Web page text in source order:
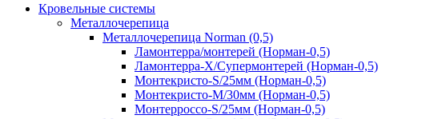
Кровельные системы
Металлочерепица
Металлочерепица Norman (0,5)
Ламонтерра/монтерей (Норман-0,5)
Ламонтерра-Х/Супермонтерей (Норман-0,5)
Монтекристо-S/25мм (Норман-0,5)
Монтекристо-M/30мм (Норман-0,5)
Монтерроссо-S/25мм (Норман-0,5)